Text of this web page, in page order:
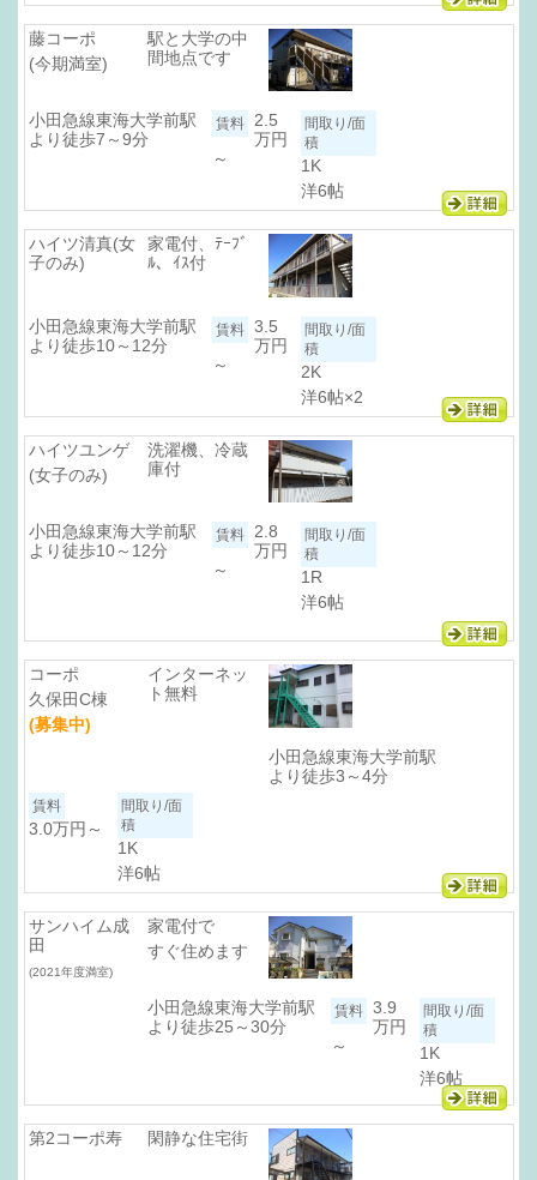
藤コーポ
(今期満室)
駅と大学の中
間地点です
小田急線東海大学前駅
より徒歩7～9分
2.5
万円
～
1K
洋6帖
ハイツ清真(女
子のみ)
家電付、ﾃｰﾌﾞ
ﾙ、ｲｽ付
小田急線東海大学前駅
より徒歩10～12分
3.5
万円
～
2K
洋6帖×2
ハイツユンゲ
(女子のみ)
洗濯機、冷蔵
庫付
小田急線東海大学前駅
より徒歩10～12分
2.8
万円
～
1R
洋6帖
コーポ
久保田C棟
(募集中)
インターネッ
ト無料
小田急線東海大学前駅
より徒歩3～4分
3.0万円 ～
1K
洋6帖
サンハイム成
田
(2021年度満室)
家電付で
すぐ住めます
小田急線東海大学前駅
より徒歩25～30分
3.9
万円
～
1K
洋6帖
第2コーポ寿 閑静な住宅街